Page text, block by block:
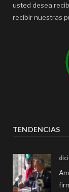
usted desea
recibir nuestras
TENDENCIAS